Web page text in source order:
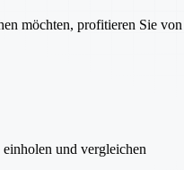
möchten, profitieren Sie
und vergleichen